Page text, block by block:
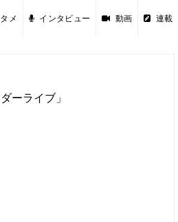
メ インタビュー 動画 連載
ーライブ」